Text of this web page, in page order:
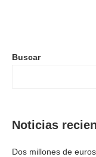
Buscar
Noticias
Dos millones de